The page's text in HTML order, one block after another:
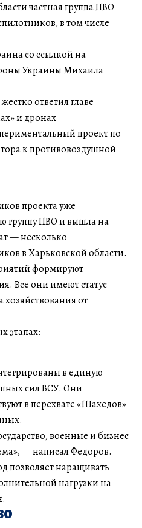
частная группа ПВО
в том числе
со ссылкой на
Украины Михаила
ответил главе
и дронах
проект по
к противовоздушной
проекта уже
группу ПВО и вышла на
— несколько
в Харьковской области.
формируют
Все они имеют статус
хозяйствования от
этапах:
в единую
сил ВСУ. Они
в перехвате «Шахедов»
военные и бизнес
— написал Федоров.
позволяет наращивать
нагрузки на